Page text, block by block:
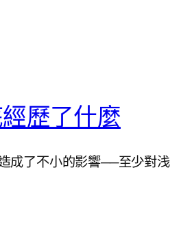
歷了什麼
成了不小的影響──至少對浅